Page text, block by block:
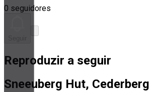
0 seguidores
Reproduzir a seguir
Sneeuberg Hut, Cederberg